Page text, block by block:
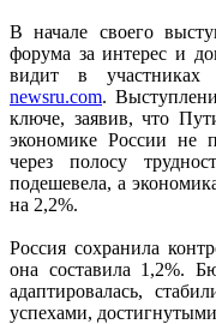
В начале своего
форума за интерес и
видит в
newsru.com.
ключе, заявив, что
экономике России не
через полосу
подешевела, а
на 2,2%.
Россия сохранила
она составила 1,2%.
адаптировалась,
успехами,